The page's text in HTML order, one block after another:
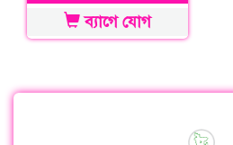
ব্যাগে যোগ